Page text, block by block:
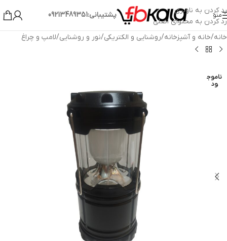
رد کردن به ناوبری
رد کردن به محتوای اصلی
منو پشتیبانی:09213489351
خانه/خانه و آشپزخانه/روشنایی و الکتریکی/نور و روشنایی/لامپ و چراغ
ناموج
ود